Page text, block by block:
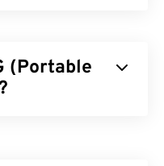
(Portable